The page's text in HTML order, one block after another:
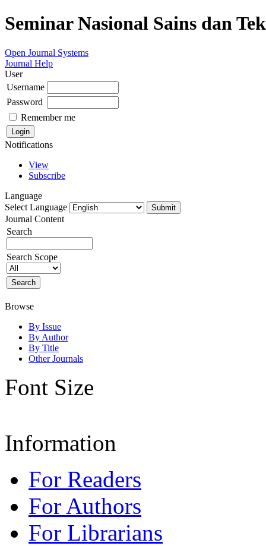
Seminar Nasional Sains dan
Open Journal Systems
Journal Help
User
Username
Password
Remember me
Notifications
View
Subscribe
Language
Select Language
Journal Content
Search
Search Scope
Browse
By Issue
By Author
By Title
Other Journals
Font Size
Information
For Readers
For Authors
For Librarians